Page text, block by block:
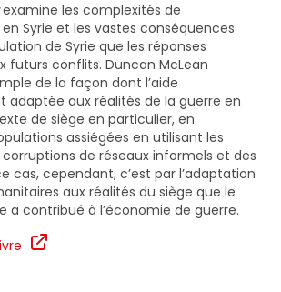
examine les complexités de
Syrie et les vastes conséquences
de Syrie que les réponses
futurs conflits. Duncan McLean
de la façon dont l’aide
adaptée aux réalités de la guerre en
de siège en particulier, en
assiégées en utilisant les
de réseaux informels et des
cas, cependant, c’est par l’adaptation
aux réalités du siège que le
a contribué à l’économie de guerre.